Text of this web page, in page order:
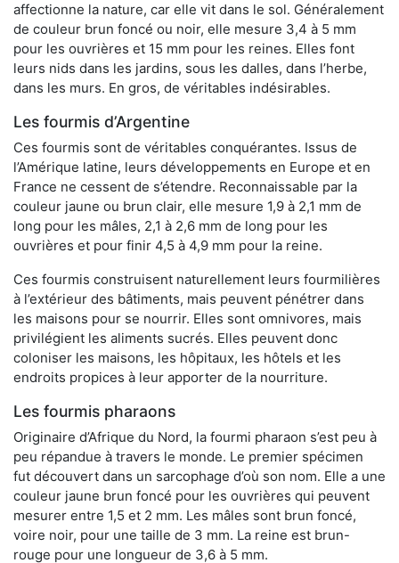
affectionne la nature, car elle vit dans le sol. Généralement
de couleur brun foncé ou noir, elle mesure 3,4 à 5 mm
pour les ouvrières et 15 mm pour les reines. Elles font
leurs nids dans les jardins, sous les dalles, dans l’herbe,
dans les murs. En gros, de véritables indésirables.
Les fourmis d’Argentine
Ces fourmis sont de véritables conquérantes. Issus de
l’Amérique latine, leurs développements en Europe et en
France ne cessent de s’étendre. Reconnaissable par la
couleur jaune ou brun clair, elle mesure 1,9 à 2,1 mm de
long pour les mâles, 2,1 à 2,6 mm de long pour les
ouvrières et pour finir 4,5 à 4,9 mm pour la reine.
Ces fourmis construisent naturellement leurs fourmilières
à l’extérieur des bâtiments, mais peuvent pénétrer dans
les maisons pour se nourrir. Elles sont omnivores, mais
privilégient les aliments sucrés. Elles peuvent donc
coloniser les maisons, les hôpitaux, les hôtels et les
endroits propices à leur apporter de la nourriture.
Les fourmis pharaons
Originaire d’Afrique du Nord, la fourmi pharaon s’est peu à
peu répandue à travers le monde. Le premier spécimen
fut découvert dans un sarcophage d’où son nom. Elle a une
couleur jaune brun foncé pour les ouvrières qui peuvent
mesurer entre 1,5 et 2 mm. Les mâles sont brun foncé,
voire noir, pour une taille de 3 mm. La reine est brun-
rouge pour une longueur de 3,6 à 5 mm.